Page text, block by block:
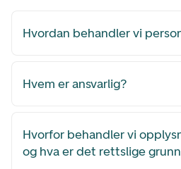
Hvordan behandler vi
Hvem er ansvarlig?
Hvorfor behandler vi
og hva er det rettslige